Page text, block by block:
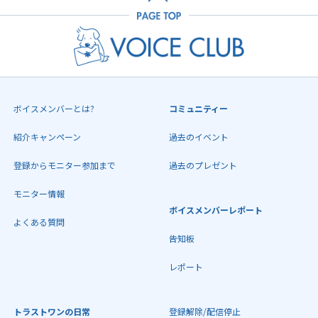
ボイスメンバーとは?
紹介キャンペーン
登録からモニター参加まで
モニター情報
よくある質問
コミュニティー
過去のイベント
過去のプレゼント
ボイスメンバーレポート
告知板
レポート
トラストワンの日常 登録解除/配信停止